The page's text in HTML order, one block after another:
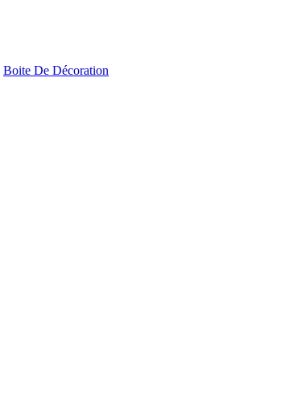
Boite De Décoration